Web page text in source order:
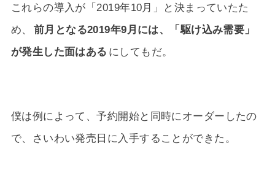
これらの導入が「2019年10月」と決まっていたた
め、
前月となる2019年9月には、「駆け込み需要」
が発生した面はある にしてもだ。
僕は例によって、予約開始と同時にオーダーしたの
で、さいわい発売日に入手することができた。